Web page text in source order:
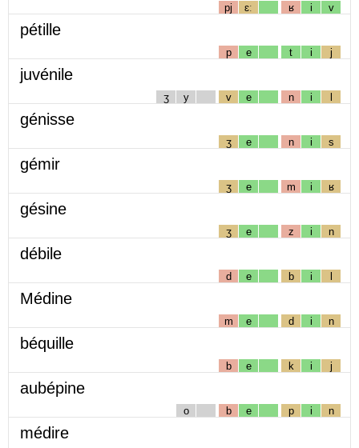
pj ɛː ʁ i v
pétille
p e t i j
juvénile
ʒ y v e n i l
génisse
ʒ e n i s
gémir
ʒ e m i ʁ
gésine
ʒ e z i n
débile
d e b i l
Médine
m e d i n
béquille
b e k i j
aubépine
o b e p i n
médire